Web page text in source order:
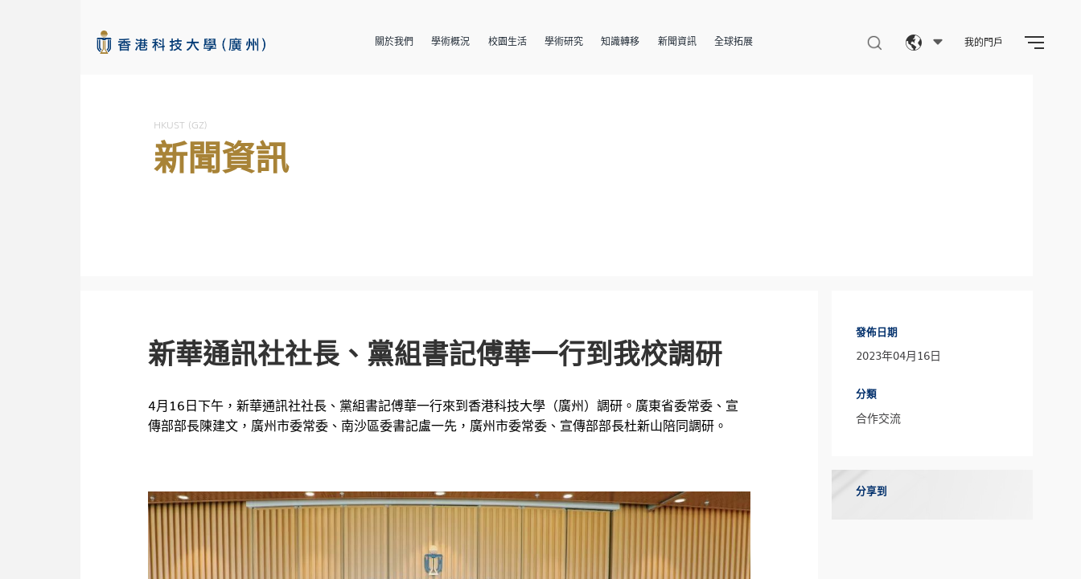
關於我們 學術概況 校園生活 學術研究 知識轉移 新聞資訊 全球拓展 我的門戶
HKUST (GZ)
新聞資訊
新華通訊社社長、黨組書記傅華一行到我校調研
4月16日下午，新華通訊社社長、黨組書記傅華一行來到香港科技大學（廣州）調研。廣東省委常委、宣
傳部部長陳建文，廣州市委常委、南沙區委書記盧一先，廣州市委常委、宣傳部部長杜新山陪同調研。
發佈日期
2023年04月16日
分類
合作交流
分享到